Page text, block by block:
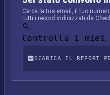
Cerca la tua email, il tuo
tutti i record indicizzati da
Controlla i miei
SCARICA IL REPORT